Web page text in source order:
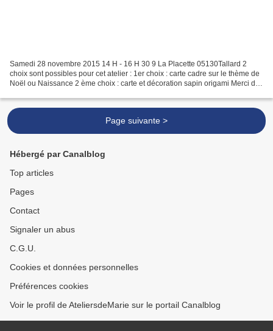
Samedi 28 novembre 2015 14 H - 16 H 30 9 La Placette 05130Tallard 2
choix sont possibles pour cet atelier : 1er choix : carte cadre sur le thème de
Noël ou Naissance 2 ème choix : carte et décoration sapin origami Merci de
Page suivante >
Hébergé par Canalblog
Top articles
Pages
Contact
Signaler un abus
C.G.U.
Cookies et données personnelles
Préférences cookies
Voir le profil de AteliersdeMarie sur le portail Canalblog